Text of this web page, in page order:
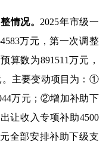
情况。 2025年市级一
万元，第一次调整
算数为891511万元，
。主要变动项目为：①
万元；②增加补助下
让收入专项补助4500
全部安排补助下级支